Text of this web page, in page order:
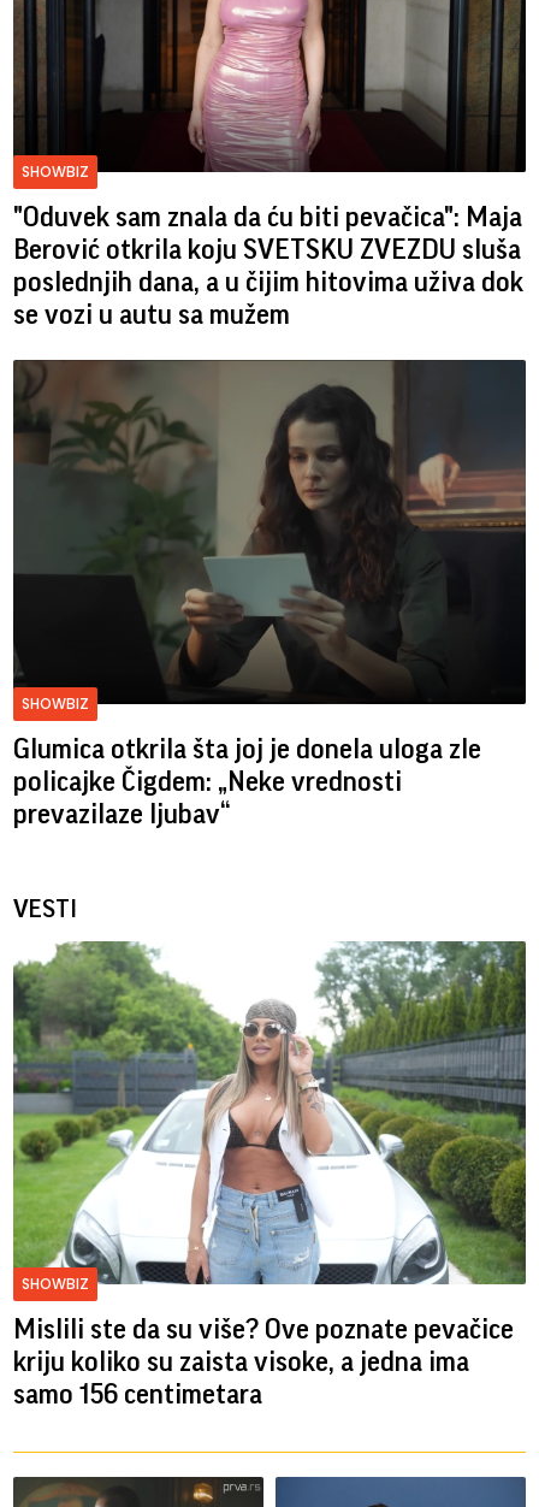
SHOWBIZ
"Oduvek sam znala da ću biti pevačica": Maja
Berović otkrila koju SVETSKU ZVEZDU sluša
poslednjih dana, a u čijim hitovima uživa dok
se vozi u autu sa mužem
SHOWBIZ
Glumica otkrila šta joj je donela uloga zle
policajke Čigdem: „Neke vrednosti
prevazilaze ljubav“
VESTI
SHOWBIZ
Mislili ste da su više? Ove poznate pevačice
kriju koliko su zaista visoke, a jedna ima
samo 156 centimetara